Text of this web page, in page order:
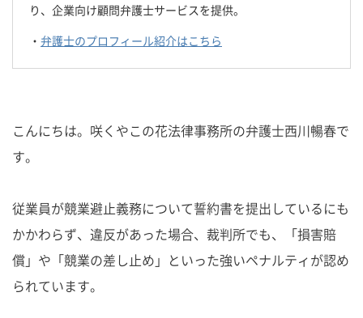
り、企業向け顧問弁護士サービスを提供。
・ 弁護士のプロフィール紹介はこちら
こんにちは。咲くやこの花法律事務所の弁護士西川暢春で
す。
従業員が競業避止義務について誓約書を提出しているにも
かかわらず、違反があった場合、裁判所でも、「損害賠
償」や「競業の差し止め」といった強いペナルティが認め
られています。